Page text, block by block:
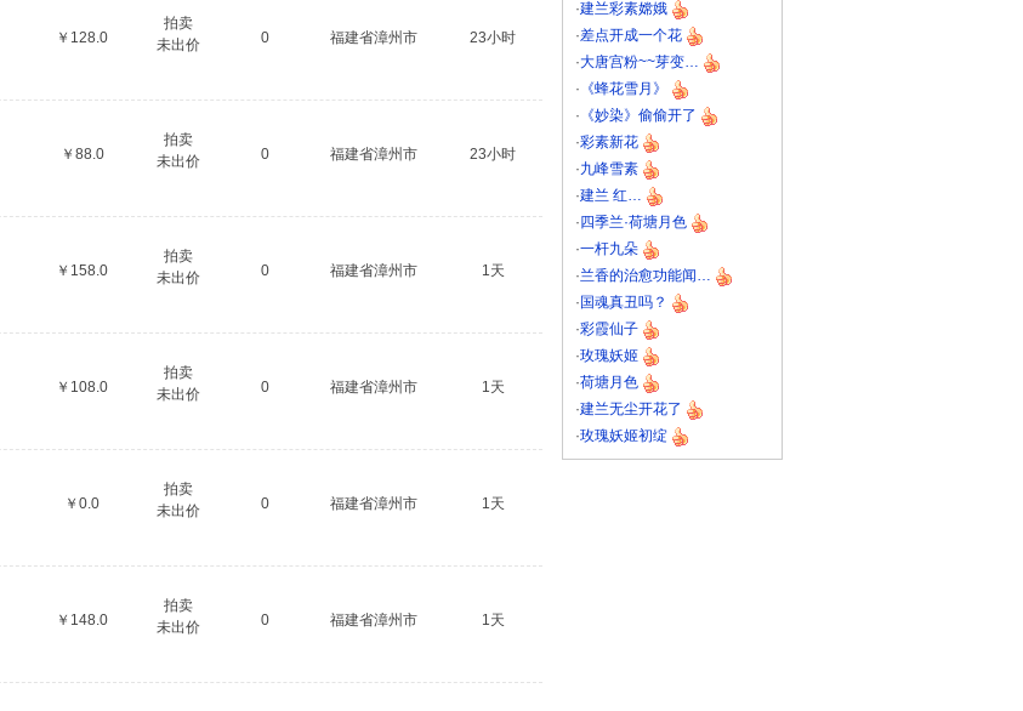
·建兰彩素嫦娥
·差点开成一个花
·大唐宫粉~~芽变…
· 《蜂花雪月》
· 《妙染》偷偷开了
·彩素新花
·九峰雪素
·建兰 红…
· 四季兰·荷塘月色
·一杆九朵
·兰香的治愈功能闻…
· 国魂真丑吗？
·彩霞仙子
·玫瑰妖姬
·荷塘月色
·建兰无尘开花了
·玫瑰妖姬初绽
￥128.0
拍卖
未出价
0 福建省漳州市 23小时
￥88.0
拍卖
未出价
0 福建省漳州市 23小时
￥158.0
拍卖
未出价
0 福建省漳州市 1天
￥108.0
拍卖
未出价
0 福建省漳州市 1天
￥0.0
拍卖
未出价
0 福建省漳州市 1天
￥148.0
拍卖
未出价
0 福建省漳州市 1天